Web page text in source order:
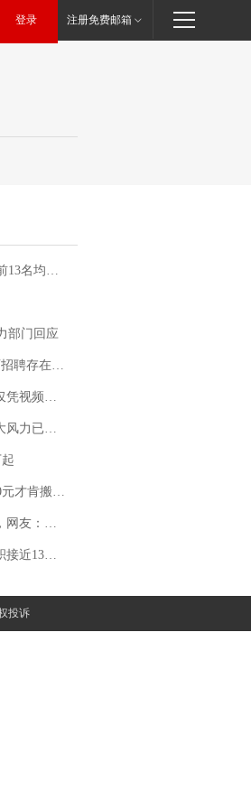
登录 注册免费邮箱
调查组全面核查
部门回应
序 副校长被停职
饪协会回应
最新研判
子傻眼了……
塌了！
江那么大
投诉